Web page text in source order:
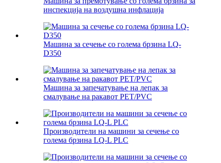
инспекција на воздушна инфлација
Машина за сечење со голема брзина LQ-
D350
Машина за запечатување на лепак за
смалување на ракавот PET/PVC
Производители на машини за сечење со
голема брзина LQ-L PLC